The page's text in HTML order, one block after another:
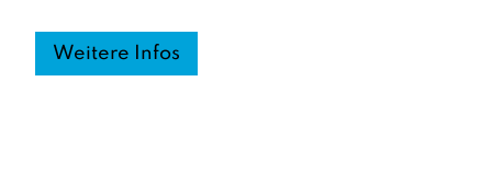
Weitere Infos